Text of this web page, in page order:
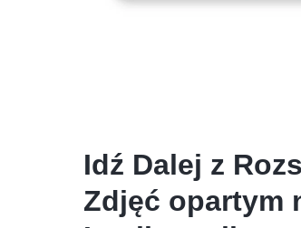
Idź Dalej z
Zdjęć opartym